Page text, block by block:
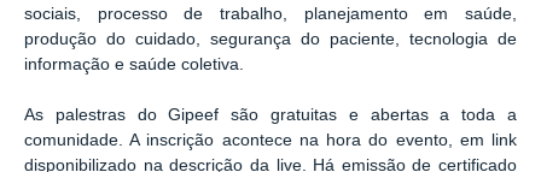
sociais, processo de trabalho, planejamento em saúde,
produção do cuidado, segurança do paciente, tecnologia de
informação e saúde coletiva.
As palestras do Gipeef são gratuitas e abertas a toda a
comunidade. A inscrição acontece na hora do evento, em link
disponibilizado na descrição da live. Há emissão de certificado